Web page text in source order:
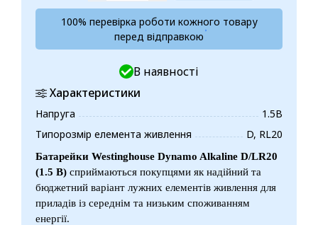
100% перевірка роботи кожного товару
перед відправкою
В наявності
Характеристики
Напруга
1.5В
Типорозмір елемента живлення
D, RL20
Батарейки Westinghouse Dynamo Alkaline D/LR20
(1.5 В) сприймаються покупцями як надійний та
бюджетний варіант лужних елементів живлення для
приладів із середнім та низьким споживанням
енергії.